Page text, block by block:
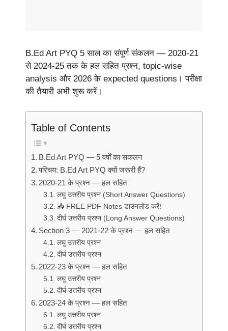
B.Ed Art PYQ 5 साल का संपूर्ण संकलन — 2020-21
से 2024-25 तक के हल सहित प्रश्न, topic-wise
analysis और 2026 के expected questions। परीक्षा
की तैयारी अभी शुरू करें।
Table of Contents
B.Ed Art PYQ — 5 वर्षों का संकलन
परिचय: B.Ed Art PYQ क्यों जरूरी हैं?
2020-21 के प्रश्न — हल सहित
लघु उत्तरीय प्रश्न (Short Answer Questions)
📥 FREE PDF Notes डाउनलोड करें!
दीर्घ उत्तरीय प्रश्न (Long Answer Questions)
Section 3 — 2021-22 के प्रश्न — हल सहित
लघु उत्तरीय प्रश्न
दीर्घ उत्तरीय प्रश्न
2022-23 के प्रश्न — हल सहित
लघु उत्तरीय प्रश्न
दीर्घ उत्तरीय प्रश्न
2023-24 के प्रश्न — हल सहित
लघु उत्तरीय प्रश्न
दीर्घ उत्तरीय प्रश्न